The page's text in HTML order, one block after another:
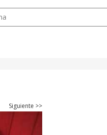
Siguiente >>